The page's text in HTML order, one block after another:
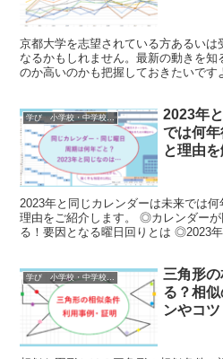
京都大学を志望されている方あるいは
なるかもしれません。最新の動きを
のか高いのかも把握しておきたいです
学び 小学校・中学校・高校・大学 受験情報
2023年
では何
と理由
2023年と同じカレンダーは未来では
理由をご紹介します。 ◎カレンダー
る！要因となる曜日回りとは ◎2023
学び 小学校・中学校・高校・大学 受験情報
三角形
る？相
ンやコツ